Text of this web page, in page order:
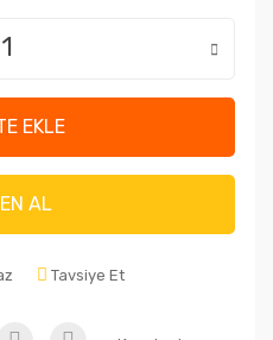
EKLE
AL
Tavsiye Et